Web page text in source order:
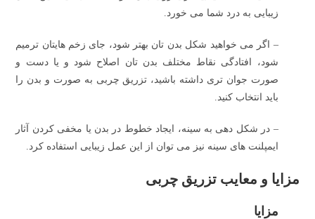
زیبایی به درد شما می خورد.
– اگر می خواهید شکل بدن تان بهتر شود، جای زخم هایتان ترمیم
شود، افتادگی نقاط مختلف بدن تان اصلاح شود و یا دست و
صورت جوان تری داشته باشید، تزریق چربی به صورت و بدن را
باید انتخاب کنید.
– در شکل دهی به سینه، ایجاد خطوط در بدن یا مخفی کردن آثار
ایمپلنت های سینه نیز می توان از این عمل زیبایی استفاده کرد.
مزایا و معایب تزریق چربی
مزایا